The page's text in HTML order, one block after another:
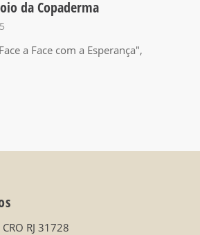
da Copaderma
a Face com a Esperança",
RJ 31728